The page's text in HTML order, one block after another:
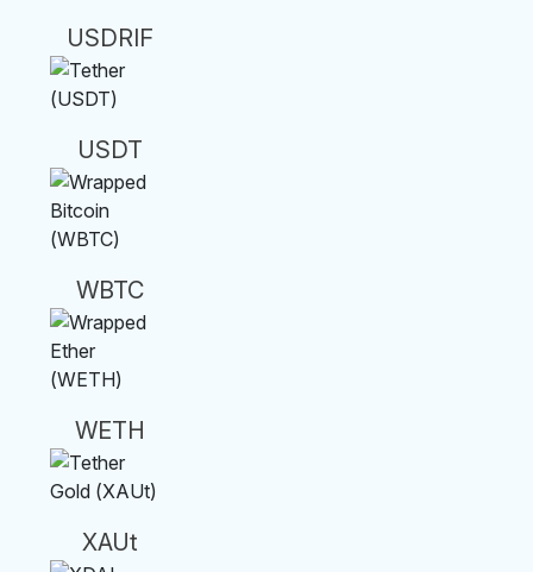
USDRIF
USDT
WBTC
WETH
XAUt